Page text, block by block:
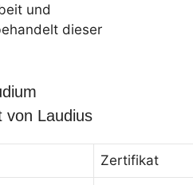
und
dieser
von Laudius
Zertifikat